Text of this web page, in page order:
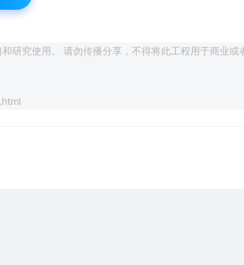
研究使用。 请勿传播分享，不得将此工程用于商业或